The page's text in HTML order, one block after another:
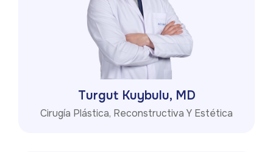
Turgut Kuybulu, MD
Cirugía Plástica, Reconstructiva Y Estética